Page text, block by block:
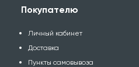
Покупателю
Личный кабинет
Доставка
Пункты самовывоза